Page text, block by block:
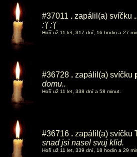
#37011 . zapálil(a) svíčku ..
:'( :'(
Hoří už 11 let, 317 dní, 16 hodin a 27
#36728 . zapálil(a) svíčku
domu..
Hoří už 11 let, 338 dní a 58 minut.
#36716 . zapálil(a) svíčku
snad jsi nasel svuj klid.
Hoří už 11 let, 339 dní, 18 hodin a 29